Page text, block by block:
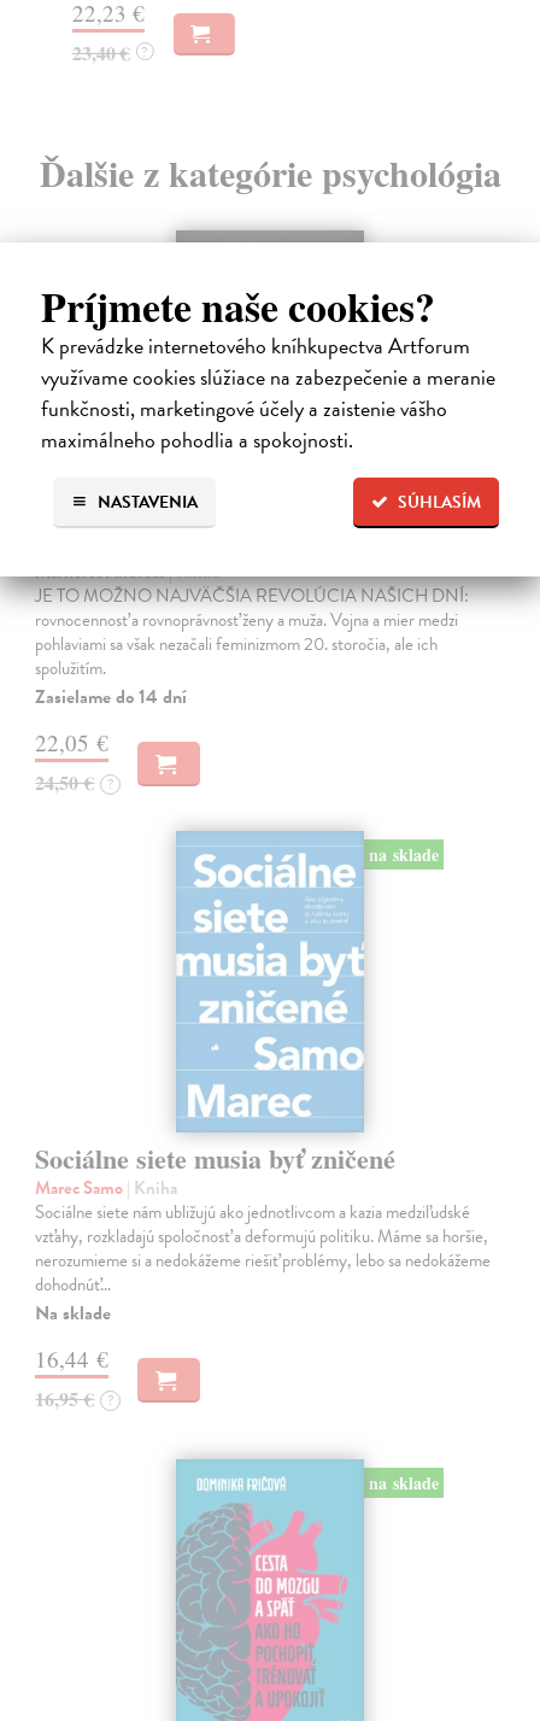
Príjmete naše cookies?
K prevádzke internetového kníhkupectva Artforum
využívame cookies slúžiace na zabezpečenie a meranie
funkčnosti, marketingové účely a zaistenie vášho
maximálneho pohodlia a spokojnosti.
SÚHLASÍM
NASTAVENIA
22,23 €
23,40 € ?
Ďalšie z kategórie psychológia
Marneros Andreas| Kniha
JE TO MOŽNO NAJVÄČŠIA REVOLÚCIA NAŠICH DNÍ:
rovnocennosť a rovnoprávnosť ženy a muža. Vojna a mier medzi
pohlaviami sa však nezačali feminizmom 20. storočia, ale ich
spolužitím.
Zasielame do 14 dní
22,05 €
24,50 € ?
na sklade
Sociálne siete musia byť zničené
Marec Samo| Kniha
Sociálne siete nám ubližujú ako jednotlivcom a kazia medziľudské
vzťahy, rozkladajú spoločnosť a deformujú politiku. Máme sa horšie,
nerozumieme si a nedokážeme riešiť problémy, lebo sa nedokážeme
dohodnúť…
Na sklade
16,44 €
16,95 € ?
na sklade